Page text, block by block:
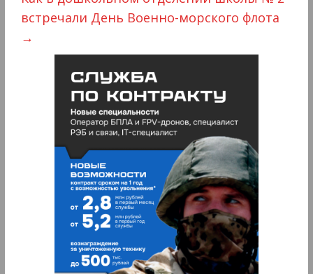
встречали День Военно-морского флота
→